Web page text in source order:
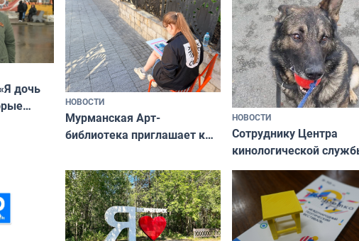
дочь
НОВОСТИ
Мурманская Арт-
библиотека приглашает к
и фотографов
НОВОСТИ
Сотруднику Центра
кинологической
ищут новый дом